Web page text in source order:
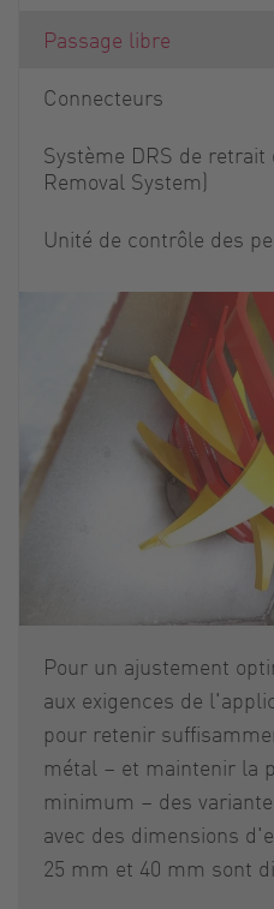
Passage libre
Connecteurs
Système DRS de
Removal System)
Unité de contrôle des
Pour un ajustement
aux exigences de
pour retenir
métal – et maintenir la
minimum – des
avec des dimensions
25 mm et 40 mm sont